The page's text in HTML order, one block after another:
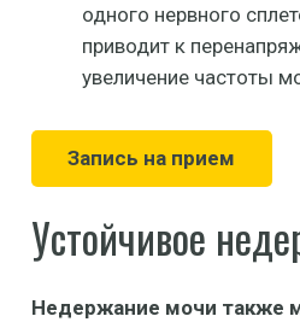
одного нервного
приводит к
увеличение частоты
Запись на прием
Устойчивое
Недержание мочи также